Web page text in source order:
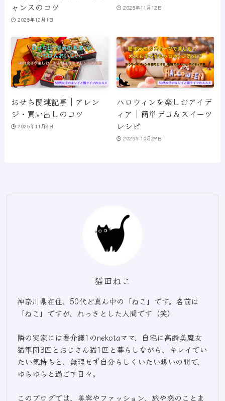
ャンスのコツ
2025年12月1日
2025年11月12日
おせち関連記事｜アレン
ジ・買い出しのコツ
2025年11月8日
ハロウィンを楽しむアイデ
ィア｜簡単デコ＆スイーツ
レシピ
2025年10月29日
猫田ねこ
神奈川県在住、50代ど真ん中の「ねこ」です。名前は
「ねこ」ですが、れっきとした人間です（笑）
隣の実家には要介護1のnekotaママ、自宅に高齢美魔女
猫軍団3匹とおじさん猫1匹と暮らしながら、キレイでい
たい気持ちと、無理せず自分らしくいたい想いの間で、
ゆらゆらと過ごす日々。
このブログでは、美容やファッション、旅や恋のことま